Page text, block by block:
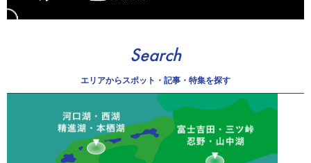
Search
エリアからスポット・記事・特集を探す